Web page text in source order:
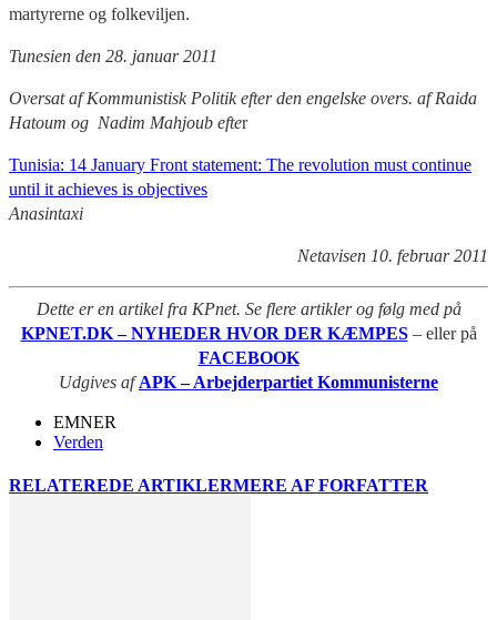
martyrerne og folkeviljen.
Tunesien den 28. januar 2011
Oversat af Kommunistisk Politik efter den engelske overs. af Raida
Hatoum og Nadim Mahjoub efter
Tunisia: 14 January Front statement: The revolution must continue
until it achieves is objectives
Anasintaxi
Netavisen 10. februar 2011
Dette er en artikel fra KPnet. Se flere artikler og følg med på
KPNET.DK – NYHEDER HVOR DER KÆMPES – eller på
FACEBOOK
Udgives afAPK – Arbejderpartiet Kommunisterne
EMNER
Verden
RELATEREDE ARTIKLERMERE AF FORFATTER